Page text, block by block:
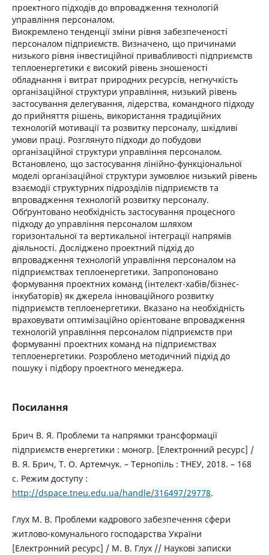
проектного підходів до впровадження технологій
управління персоналом.
Виокремлено тенденції зміни рівня забезпеченості
персоналом підприємств. Визначено, що причинами
низького рівня інвестиційної привабливості підприємств
теплоенергетики є високий рівень зношеності
обладнання і витрат природних ресурсів, негнучкість
організаційної структури управління, низький рівень
застосування делегування, лідерства, командного підходу
до прийняття рішень, використання традиційних
технологій мотивації та розвитку персоналу, шкідливі
умови праці. Розглянуто підходи до побудови
організаційної структури управління персоналом.
Встановлено, що застосування лінійно-функціональної
моделі організаційної структури зумовлює низький рівень
взаємодії структурних підрозділів підприємств та
впровадження технологій розвитку персоналу.
Обґрунтовано необхідність застосування процесного
підходу до управління персоналом шляхом
горизонтальної та вертикальної інтеграції напрямів
діяльності. Досліджено проектний підхід до
впровадження технологій управління персоналом на
підприємствах теплоенергетики. Запропоновано
формування проектних команд (інтелект-хабів/бізнес-
інкубаторів) як джерела інноваційного розвитку
підприємств теплоенергетики. Вказано на необхідність
враховувати оптимізаційно орієнтоване впровадження
технологій управління персоналом підприємств при
формуванні проектних команд на підприємствах
теплоенергетики. Розроблено методичний підхід до
пошуку і підбору проектного менеджера.
Посилання
Брич В. Я. Проблеми та напрямки трансформації
підприємств енергетики : моногр. [Електронний ресурс] /
В. Я. Брич, Т. О. Артемчук. – Тернопіль : ТНЕУ, 2018. – 168
с. Режим доступу :
http://dspace.tneu.edu.ua/handle/316497/29778.
Глух М. В. Проблеми кадрового забезпечення сфери
житлово-комунального господарства України
[Електронний ресурс] / М. В. Глух // Наукові записки